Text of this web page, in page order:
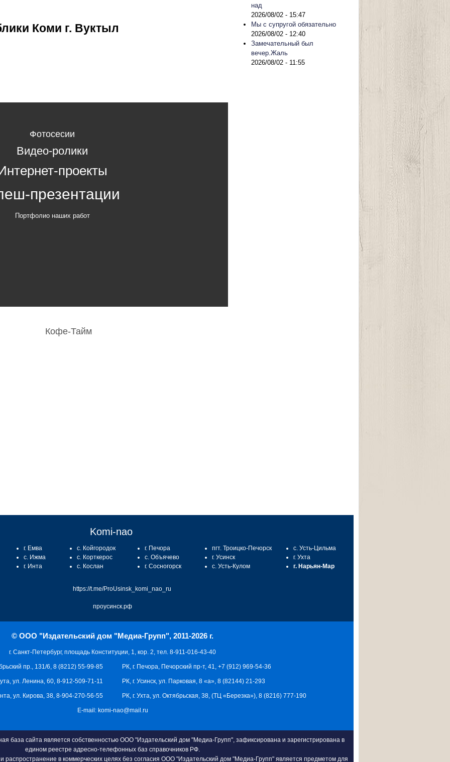
Коми г. Вуктыл
Фотосесии
Видео-ролики
проекты
презентации
Портфолио наших работ
Кофе-Тайм
над
2026/08/02 - 15:47
Мы с супругой обязательно
2026/08/02 - 12:40
Замечательный был
вечер.Жаль
2026/08/02 - 11:55
Komi-nao
г. Емва
с. Ижма
г. Инта
с. Койгородок
с. Корткерос
с. Кослан
г. Печора
с. Объячево
г. Сосногорск
пгт. Троицко-Печорск
г. Усинск
с. Усть-Кулом
с. Усть-Цильма
г. Ухта
г. Нарьян-Мар
https://t.me/ProUsinsk_komi_nao_ru
проусинск.рф
© ООО "Издательский дом "Медиа-Групп", 2011-2026 г.
г. Санкт-Петербург, площадь Конституции, 1, кор. 2, тел. 8-911-016-43-40
РК, г. Печора, Печорский пр-т, 41, +7 (912) 969-54-36
РК, г. Усинск, ул. Парковая, 8 «а», 8 (82144) 21-293
РК, г. Ухта, ул. Октябрьская, 38, (ТЦ «Березка»), 8 (8216) 777-190
пр., 131/6, 8 (8212) 55-99-85
ул. Ленина, 60, 8-912-509-71-11
ул. Кирова, 38, 8-904-270-56-55
E-mail: komi-nao@mail.ru
база сайта является собственностью ООО "Издательский дом "Медиа-Групп", зафиксирована и зарегистрирована в
едином реестре адресно-телефонных баз справочников РФ.
распространение в коммерческих целях без согласия ООО "Издательский дом "Медиа-Групп" является предметом для